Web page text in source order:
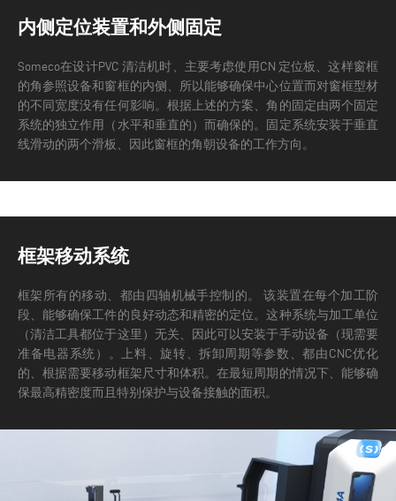
内侧定位装置和外侧固定
Someco在设计PVC 清洁机时、主要考虑使用CN 定位板、这样窗框
的角参照设备和窗框的内侧、所以能够确保中心位置而对窗框型材
的不同宽度没有任何影响。 根据上述的方案、角的固定由两个固定
系统的独立作用（水平和垂直的）而确保的。固定系统安装于垂直
线滑动的两个滑板、因此窗框的角朝设备的工作方向。
框架移动系统
框架所有的移动、都由四轴机械手控制的。 该装置在每个加工阶
段、能够确保工件的良好动态和精密的定位。这种系统与加工单位
（清洁工具都位于这里）无关、因此可以安装于手动设备（现需要
准备电器系统）。
上料、旋转、拆卸周期等参数、都由CNC优化
的、根据需要移动框架尺寸和体积。在最短周期的情况下、能够确
保最高精密度而且特别保护与设备接触的面积。